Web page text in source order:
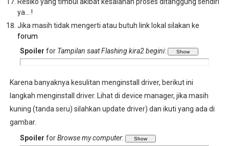
ya... !
Jika masih tidak mengerti atau butuh link lokal silakan ke
forum
Spoiler for Tampilan saat Flashing kira2 begini:
Karena banyaknya kesulitan menginstall driver, berikut ini
langkah menginstall driver. Lihat di device manager, jika masih
kuning (tanda seru) silahkan update driver) dan ikuti yang ada di
gambar.
Spoiler forBrowse my computer: